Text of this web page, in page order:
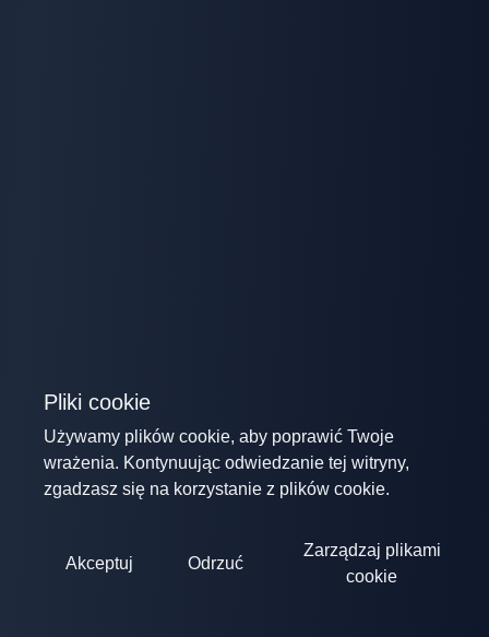
Pliki cookie
Używamy plików cookie, aby poprawić Twoje
wrażenia. Kontynuując odwiedzanie tej witryny,
zgadzasz się na korzystanie z plików cookie.
Akceptuj Odrzuć
Zarządzaj plikami
cookie